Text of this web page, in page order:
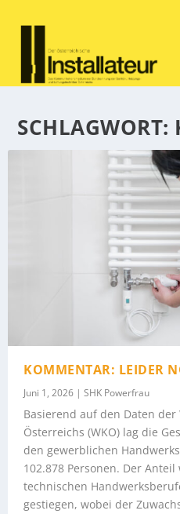
SCHLAGWORT:
KOMMENTAR: LEIDER
Juni 1, 2026 |SHK Powerfrau
Basierend auf den Daten
Österreichs (WKO) lag die
den gewerblichen
102.878 Personen. Der
technischen
gestiegen, wobei der